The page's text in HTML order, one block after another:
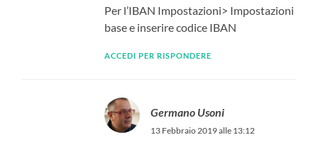
Per l’IBAN Impostazioni> Impostazioni
base e inserire codice IBAN
ACCEDI PER RISPONDERE
Germano Usoni
13 Febbraio 2019 alle 13:12